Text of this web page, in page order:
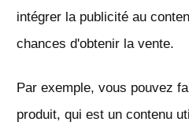
intégrer la publicité au
chances d'obtenir la vente.
Par exemple, vous pouvez
produit, qui est un contenu